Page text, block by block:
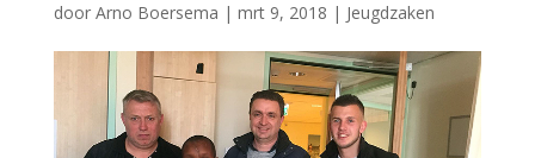
door Arno Boersema | mrt 9, 2018 | Jeugdzaken